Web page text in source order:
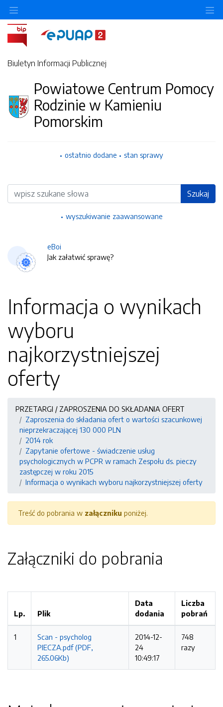
Biuletyn Informacji Publicznej
Powiatowe Centrum Pomocy
Rodzinie w Kamieniu
Pomorskim
ostatnio dodane stan sprawy
Wyszukiwarka Szukaj
wyszukiwanie zaawansowane
eBoi
Jak załatwić sprawę?
Informacja o wynikach
wyboru
najkorzystniejszej
oferty
PRZETARGI / ZAPROSZENIA DO SKŁADANIA OFERT
Zaproszenia do składania ofert o wartości szacunkowej
nieprzekraczającej 130 000 PLN
2014 rok
Zapytanie ofertowe - świadczenie usług
psychologicznych w PCPR w ramach Zespołu ds. pieczy
zastępczej w roku 2015
Informacja o wynikach wyboru najkorzystniejszej oferty
Treść do pobrania w załączniku poniżej.
Załączniki do pobrania
Lp. Plik
Data
dodania
Liczba
pobrań
1
Scan - psycholog
PIECZA.pdf (PDF,
265.06Kb)
2014-12-
24
10:49:17
748
razy